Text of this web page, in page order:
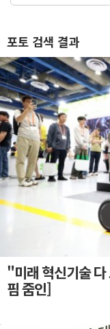
포토 검색 결과
"미래 혁신기술
핌 줌인]